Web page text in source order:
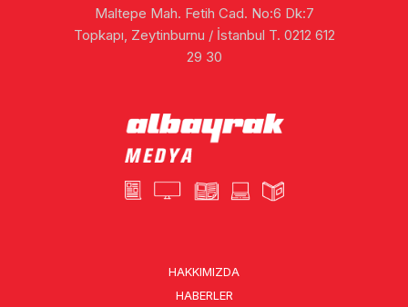
Maltepe Mah. Fetih Cad. No:6 Dk:7
Topkapı, Zeytinburnu / İstanbul T. 0212 612
29 30
HAKKIMIZDA
HABERLER